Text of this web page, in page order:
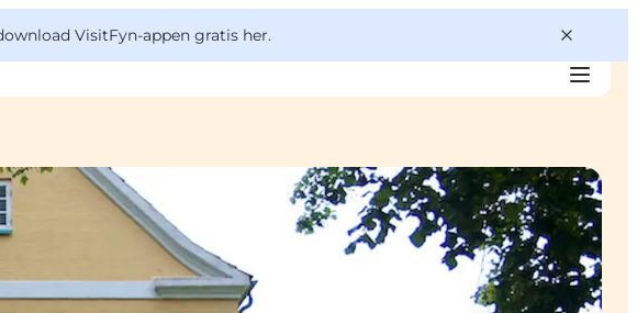
VisitFyn-appen gratis her.